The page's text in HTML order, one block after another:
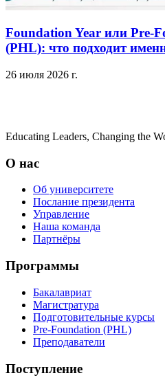
Foundation Year или Pre-
(PHL): что подходит
26 июля 2026 г.
Educating Leaders, Changing the
О нас
Об университете
Послание президента
Управление
Наша команда
Партнёры
Программы
Бакалавриат
Магистратура
Подготовительные курсы
Pre-Foundation (PHL)
Преподаватели
Поступление